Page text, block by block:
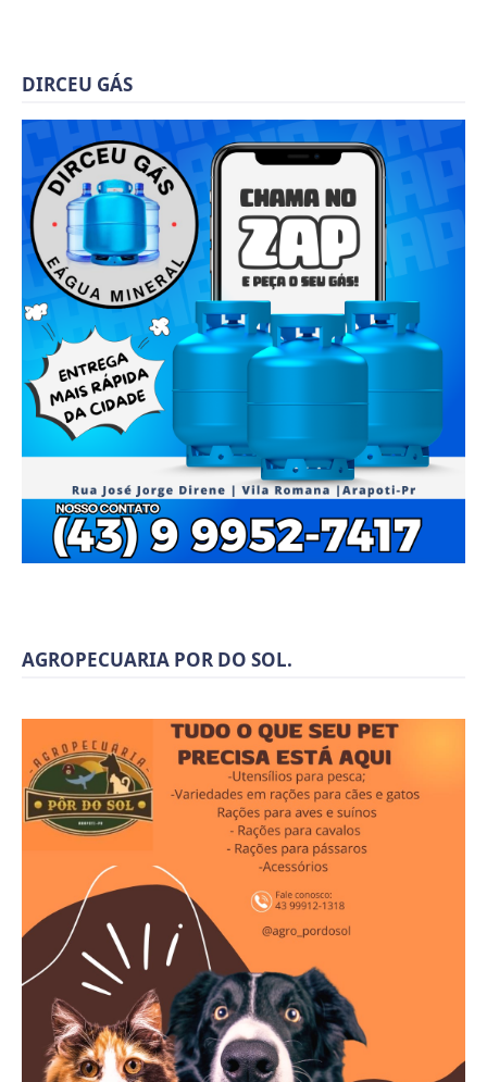
DIRCEU GÁS
AGROPECUARIA POR DO SOL.